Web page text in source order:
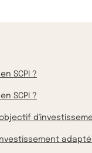
SCPI ?
SCPI ?